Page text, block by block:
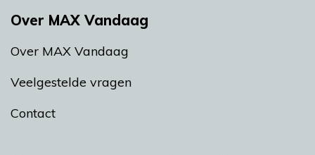
Over MAX Vandaag
Over MAX Vandaag
Veelgestelde vragen
Contact